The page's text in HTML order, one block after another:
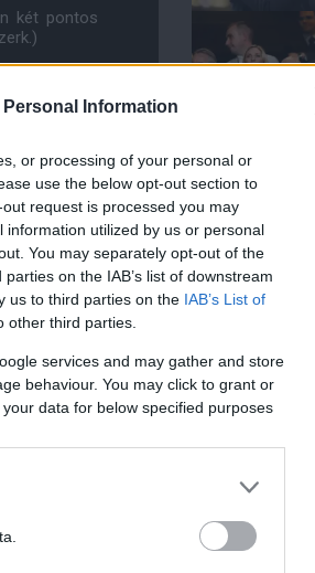
Information
or processing of your personal or
use the below opt-out section to
request is processed you may
utilized by us or personal
You may separately opt-out of the
on the IAB’s list of downstream
us to third parties on the IAB’s List of
other third parties.
services and may gather and store
behaviour. You may click to grant or
data for below specified purposes
két pontos
jól teljesít."
ott
meccseket.
Címkék
Alejandro
Amad Diallo
Andreas
Angol